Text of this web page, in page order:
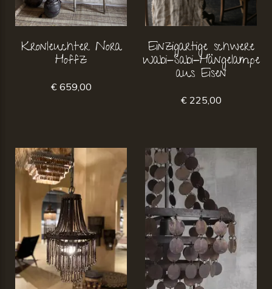
Kronleuchter Nora
Hoffz
€ 659,00
Einzigartige schwere
Wabi-Sabi-Hängelampe
aus Eisen
€ 225,00